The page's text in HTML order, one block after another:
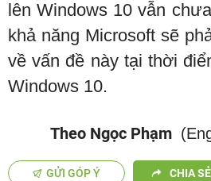
lên Windows 10 vẫn
khả năng Microsoft sẽ
về vấn đề này tại thời
Windows 10.
Theo Ngọc Phạm
GỬI GÓP Ý CHIA SẺ